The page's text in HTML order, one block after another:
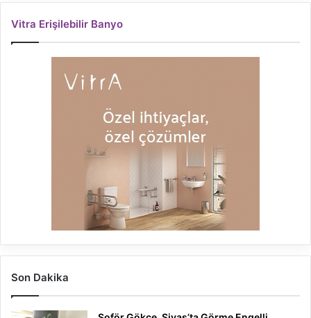
Vitra Erişilebilir Banyo
Son Dakika